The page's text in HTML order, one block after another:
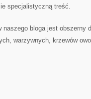
specjalistyczną treść.
naszego bloga jest obszerny
warzywnych, krzewów